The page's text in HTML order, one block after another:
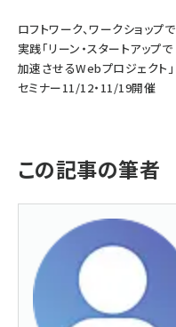
ロフトワーク、ワークショップで
実践「リーン・スタートアップで
加速させるWebプロジェクト」
セミナー11/12・11/19開催
この記事の筆者